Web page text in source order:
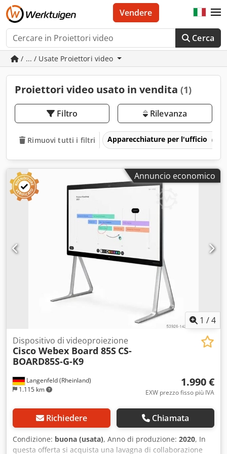
Cerca
Vendere
/ ... / Usate Proiettori video
Proiettori video usato in vendita (1)
Filtro Rilevanza
Rimuovi tutti i filtri Apparecchiature per l'ufficio
Annuncio economico
1 /4
Langenfeld (Rheinland)
1.115 km
Dispositivo di videoproiezione
Cisco Webex Board 85S CS-
BOARD85S-G-K9
1.990 €
EXW prezzo fisso più IVA
Richiedere Chiamata
Condizione: buona (usata), Anno di produzione: 2020, In
questa offerta si acquista una lavagna di collaborazione